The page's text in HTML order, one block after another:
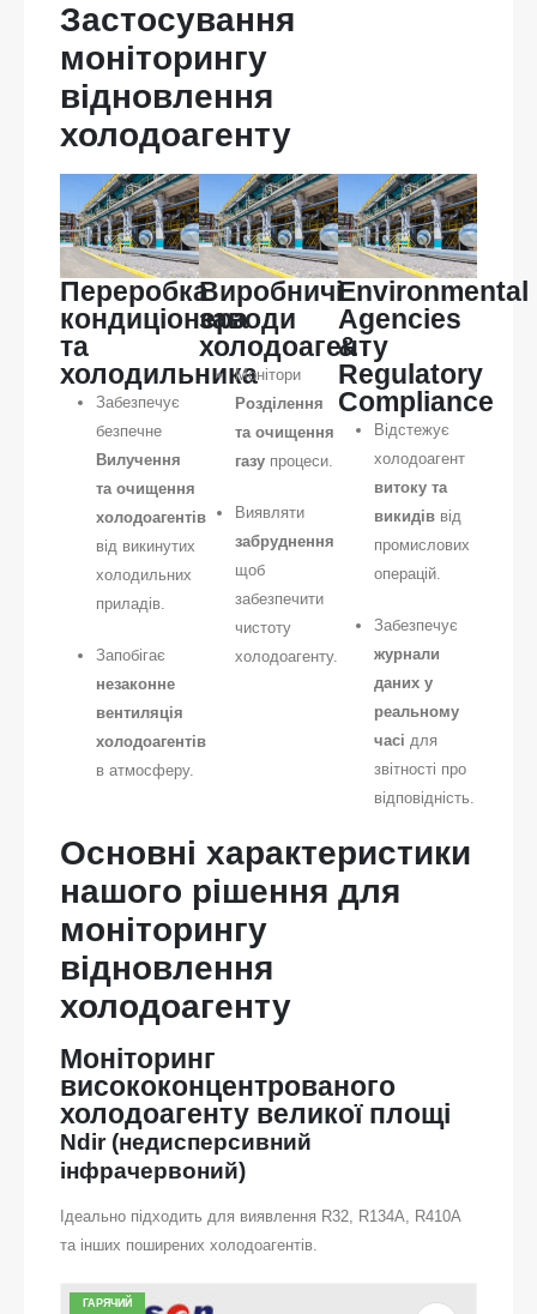
Застосування
моніторингу
відновлення
холодоагенту
Переробка
кондиціонера
та
холодильника
Забезпечує
безпечне
Вилучення
та очищення
холодоагентів
від викинутих
холодильних
приладів.
Запобігає
незаконне
вентиляція
холодоагентів
в атмосферу.
Виробничі
заводи
холодоагенту
Монітори
Розділення
та очищення
газупроцеси.
Виявляти
забруднення
щоб
забезпечити
чистоту
холодоагенту.
Environmental
Agencies
&
Regulatory
Compliance
Відстежує
холодоагент
витоку та
викидіввід
промислових
операцій.
Забезпечує
журнали
даних у
реальному
часі для
звітності про
відповідність.
Основні характеристики
нашого рішення для
моніторингу
відновлення
холодоагенту
Моніторинг
висококонцентрованого
холодоагенту великої площі
Ndir (недисперсивний
інфрачервоний)
Ідеально підходить для виявлення R32, R134A, R410A
та інших поширених холодоагентів.
ГАРЯЧИЙ